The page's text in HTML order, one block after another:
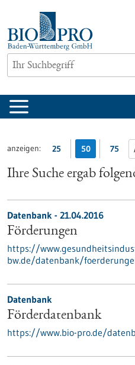
springen
anzeigen: 25 50 75
Ihre Suche ergab
Datenbank - 21.04.2016
Förderungen
https://
bw.de/datenbank/
Datenbank
Förderdatenbank
https://www.bio-pro.de/